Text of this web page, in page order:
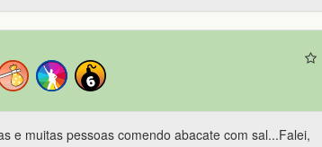
e muitas pessoas comendo abacate com sal...Falei,